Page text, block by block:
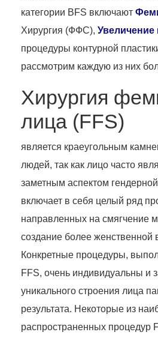
категории BFS включают
Хирургия (ФФС), Увеличение
процедуры контурной
рассмотрим каждую из них
Хирургия
лица (FFS)
является краеугольным
людей, так как лицо часто
заметным аспектом
включает в себя целый ряд
направленных на смягчение
создание более женственной
Конкретные процедуры,
FFS, очень индивидуальны и
уникального строения лица
результата. Некоторые из
распространенных процедур